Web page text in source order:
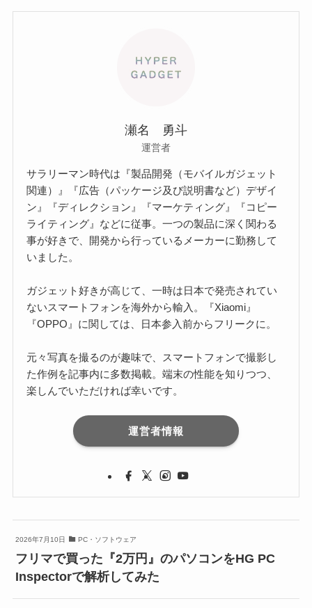
瀬名 勇斗
運営者
サラリーマン時代は『製品開発（モバイルガジェット
関連）』『広告（パッケージ及び説明書など）デザイ
ン』『ディレクション』『マーケティング』『コピー
ライティング』などに従事。一つの製品に深く関わる
事が好きで、開発から行っているメーカーに勤務して
いました。
ガジェット好きが高じて、一時は日本で発売されてい
ないスマートフォンを海外から輸入。『Xiaomi』
『OPPO』に関しては、日本参入前からフリークに。
元々写真を撮るのが趣味で、スマートフォンで撮影し
た作例を記事内に多数掲載。端末の性能を知りつつ、
楽しんでいただければ幸いです。
運営者情報
2026年7月10日 PC・ソフトウェア
フリマで買った『2万円』のパソコンをHG PC
Inspectorで解析してみた